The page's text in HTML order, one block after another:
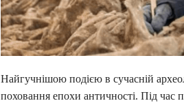
Найгучнішою подією в сучасній
поховання епохи античності. Під час